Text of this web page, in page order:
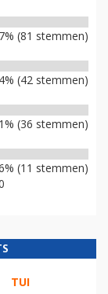
(81 stemmen)
(42 stemmen)
(36 stemmen)
(11 stemmen)
TUI